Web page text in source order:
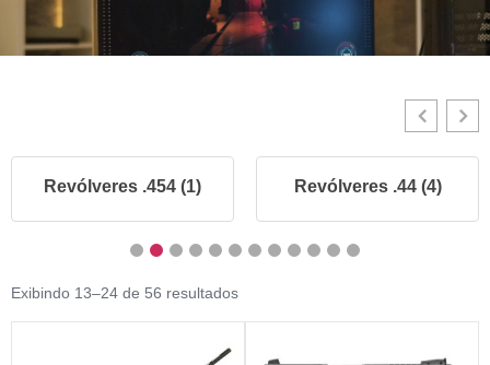
Revólveres .454 (1) Revólveres .44 (4)
Exibindo 13–24 de 56 resultados